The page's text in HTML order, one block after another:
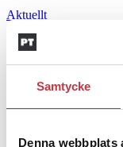
Samtycke
Denna webbplats
Aktuellt
Det är svårt att
ett forskarteam från
12 juli 2011